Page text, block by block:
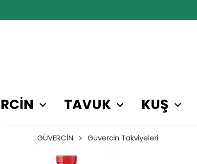
TAVUK KUŞ
GÜVERCİN Güvercin Takviyeleri